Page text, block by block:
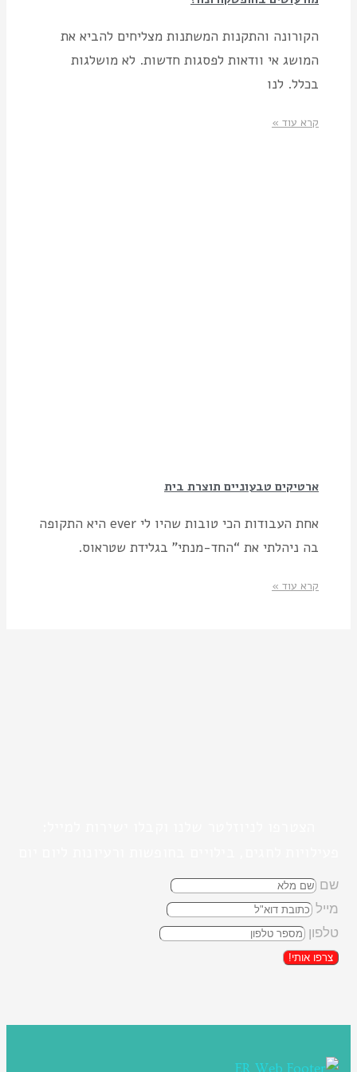
הקורונה והתקנות המשתנות מצליחים להביא את
המושג אי וודאות לפסגות חדשות. לא מושלגות
בכלל. לנו
קרא עוד »
ארטיקים טבעוניים תוצרת בית
אחת העבודות הכי טובות שהיו לי ever היא התקופה
בה ניהלתי את “החד-מנתי” בגלידת שטראוס.
קרא עוד »
שם
מייל
טלפון
צרפו אותי!